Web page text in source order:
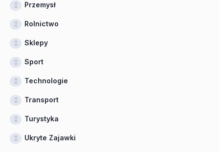
Przemysł
Rolnictwo
Sklepy
Sport
Technologie
Transport
Turystyka
Ukryte Zajawki